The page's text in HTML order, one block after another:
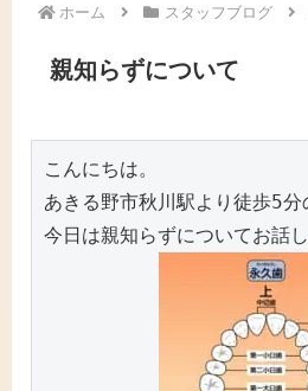
ホーム スタッフブログ
親知らずについて
こんにちは。
あきる野市秋川駅より徒歩5